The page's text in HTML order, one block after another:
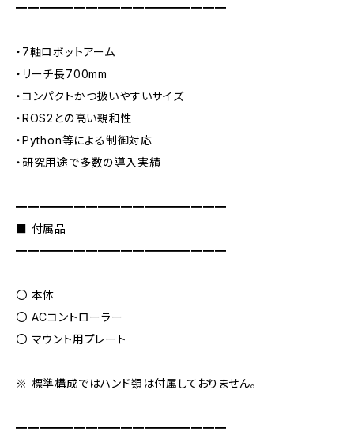
━━━━━━━━━━━━━━━━━━
・7軸ロボットアーム
・リーチ長700mm
・コンパクトかつ扱いやすいサイズ
・ROS2との高い親和性
・Python等による制御対応
・研究用途で多数の導入実績
━━━━━━━━━━━━━━━━━━
■ 付属品
━━━━━━━━━━━━━━━━━━
〇 本体
〇 ACコントローラー
〇 マウント用プレート
※ 標準構成ではハンド類は付属しておりません。
━━━━━━━━━━━━━━━━━━